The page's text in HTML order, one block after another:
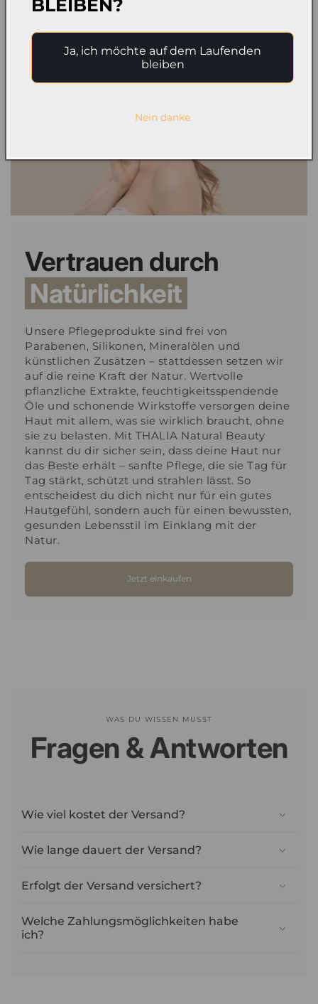
Vertrauen durch
Natürlichkeit
Unsere Pflegeprodukte sind frei von
Parabenen, Silikonen, Mineralölen und
künstlichen Zusätzen – stattdessen setzen wir
auf die reine Kraft der Natur. Wertvolle
pflanzliche Extrakte, feuchtigkeitsspendende
Öle und schonende Wirkstoffe versorgen deine
Haut mit allem, was sie wirklich braucht, ohne
sie zu belasten. Mit THALIA Natural Beauty
kannst du dir sicher sein, dass deine Haut nur
das Beste erhält – sanfte Pflege, die sie Tag für
Tag stärkt, schützt und strahlen lässt. So
entscheidest du dich nicht nur für ein gutes
Hautgefühl, sondern auch für einen bewussten,
gesunden Lebensstil im Einklang mit der
Natur.
Jetzt einkaufen
WAS DU WISSEN MUSST
Fragen & Antworten
Wie viel kostet der Versand?
Wie lange dauert der Versand?
Erfolgt der Versand versichert?
Welche Zahlungsmöglichkeiten habe
ich?
BLEIBEN?
Ja, ich möchte auf dem Laufenden
bleiben
Nein danke